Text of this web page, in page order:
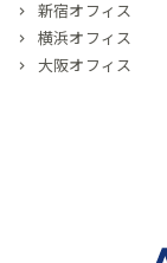
新宿オフィス
横浜オフィス
大阪オフィス